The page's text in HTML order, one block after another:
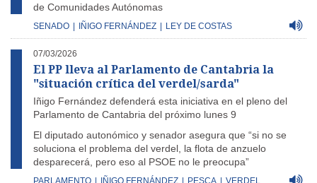
de Comunidades Autónomas
SENADO IÑIGO FERNÁNDEZ LEY DE COSTAS
07/03/2026
El PP lleva al Parlamento de Cantabria la
"situación crítica del verdel/sarda"
Iñigo Fernández defenderá esta iniciativa en el pleno del
Parlamento de Cantabria del próximo lunes 9
El diputado autonómico y senador asegura que “si no se
soluciona el problema del verdel, la flota de anzuelo
desparecerá, pero eso al PSOE no le preocupa”
PARLAMENTO IÑIGO FERNÁNDEZ PESCA VERDEL